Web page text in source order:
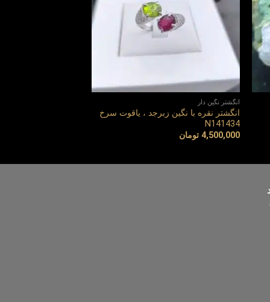
انگشتر نگین دار
انگشتر نقره با نگین زبرجد ، یاقوت سرخ
N141434
4,500,000 تومان